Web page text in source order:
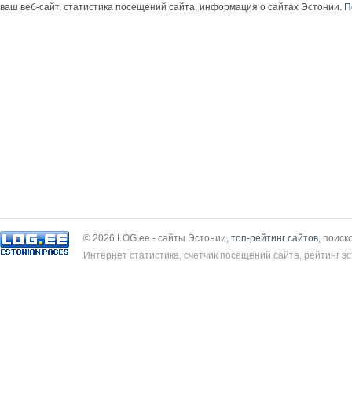
ваш веб-сайт, статистика посещений сайта, информация о сайтах Эстонии.
© 2026 LOG.ee - сайты Эстонии, топ-рейтинг сайтов ,
Интернет статистика, счетчик посещений сайта, рейтинг